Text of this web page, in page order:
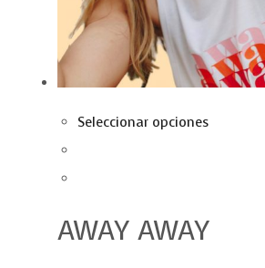
Seleccionar opciones
AWAY AWAY